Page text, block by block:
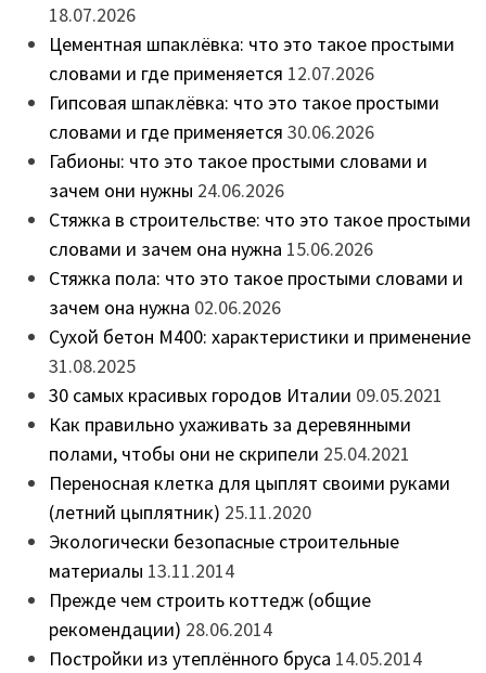
18.07.2026
Цементная шпаклёвка: что это такое простыми
словами и где применяется 12.07.2026
Гипсовая шпаклёвка: что это такое простыми
словами и где применяется 30.06.2026
Габионы: что это такое простыми словами и
зачем они нужны 24.06.2026
Стяжка в строительстве: что это такое простыми
словами и зачем она нужна 15.06.2026
Стяжка пола: что это такое простыми словами и
зачем она нужна 02.06.2026
Сухой бетон М400: характеристики и применение
31.08.2025
30 самых красивых городов Италии 09.05.2021
Как правильно ухаживать за деревянными
полами, чтобы они не скрипели 25.04.2021
Переносная клетка для цыплят своими руками
(летний цыплятник) 25.11.2020
Экологически безопасные строительные
материалы 13.11.2014
Прежде чем строить коттедж (общие
рекомендации) 28.06.2014
Постройки из утеплённого бруса 14.05.2014